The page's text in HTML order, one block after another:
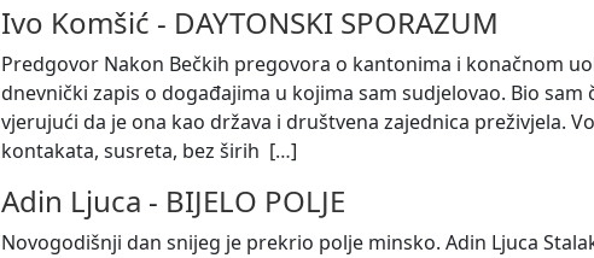
Ivo Komšić - DAYTONSKI SPORAZUM
Predgovor Nakon Bečkih pregovora o kantonima i konačnom
dnevnički zapis o događajima u kojima sam sudjelovao. Bio
vjerujući da je ona kao država i društvena zajednica preživjela.
kontakata, susreta, bez širih […]
Adin Ljuca - BIJELO POLJE
Novogodišnji dan snijeg je prekrio polje minsko. Adin Ljuca